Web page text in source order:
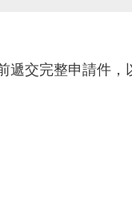
遞交完整申請件，